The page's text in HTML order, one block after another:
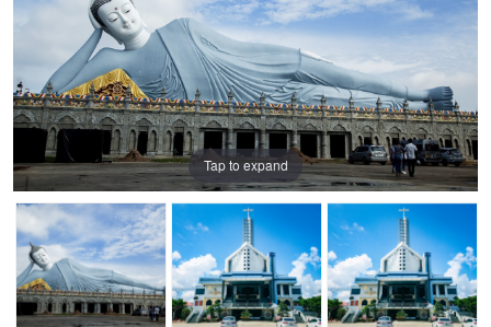
Tap to expand
Tap to expand
Tap to expand
Tap to expand